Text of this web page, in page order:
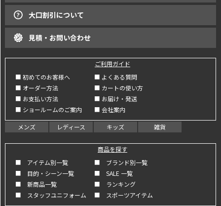
大口割引について
見積・お問い合わせ
ご利用ガイド
■ 初めてのお客様へ
■ よくある質問
■ オーダー方法
■ カートの使い方
■ お支払い方法
■ お届け・発送
■ ショールームのご案内
■ 会社案内
メンズ レディース キッズ 雑貨
商品を探す
■ アイテム別一覧
■ ブランド別一覧
■ 目的・シーン一覧
■ SALE 一覧
■ 新商品一覧
■ ランキング
■ スタッフユニフォーム
■ スポーツアイテム